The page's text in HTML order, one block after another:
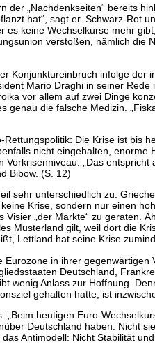
der „Nachdenkseiten“ bereits
hat“, sagt er. Schwarz-Rot
keine Wechselkurse mehr
verstoßen, nämlich die
Konjunktureinbruch infolge
Mario Draghi in seiner
vor allem auf zwei Dinge
genau die falsche Medizin.
Die Krise ist bis
nicht eingehalten,
„Das
Bibow. (S. 12)
sehr unterschiedlich zu.
Krise, sondern nur einen
„der Märkte“ zu
Musterland gilt, weil dort die
Lettland hat seine Krise
in ihrer
Deutschland,
wenig Anlass zur Hoffnung.
gehalten hatte, ist
„Beim heutigen Euro-
Deutschland haben. Nicht
Antimodell: Nicht Stabilität